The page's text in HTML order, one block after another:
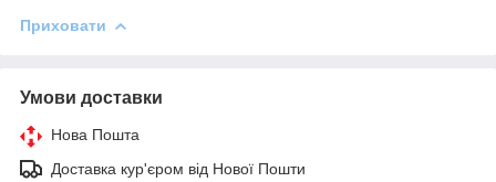
Приховати
Умови доставки
Нова Пошта
Доставка кур'єром від Нової Пошти